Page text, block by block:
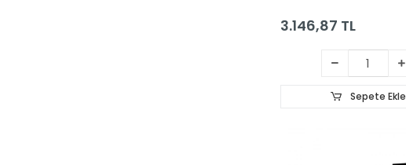
Oyun Konsolu Beyaz
3.146,87 TL
Sepete Ekle